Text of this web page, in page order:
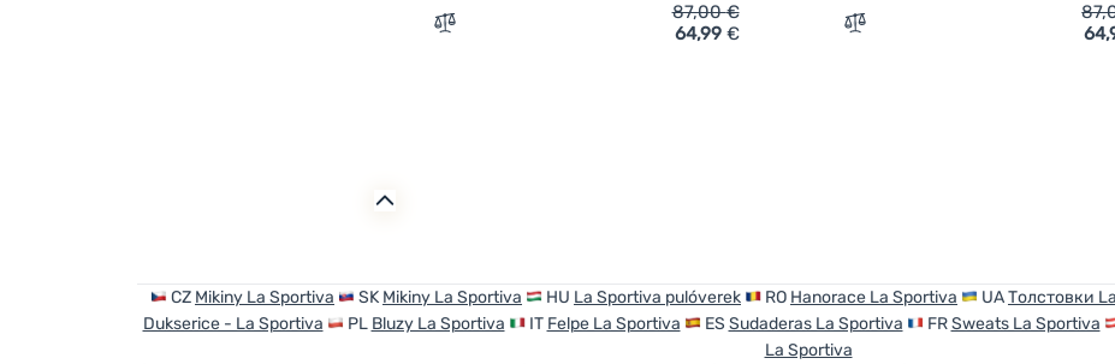
Zum Vergleich 'Herren-Sweatshirt La Sportiva Kaos Hoody M' hinzufügen
87,00€
64,99 € Zum Vergleich 'Herren-
CZ Mikiny La Sportiva SK Mikiny La Sportiva HU La Sportiva pulóverek RO Hanorace La Sportiva UAТолстовки
Dukserice - La Sportiva
PL Bluzy La Sportiva IT Felpe La Sportiva ES Sudaderas La Sportiva FRSweats La Sportiva
La Sportiva